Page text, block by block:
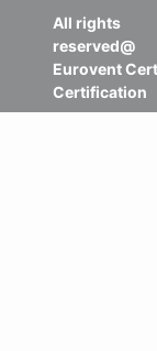
All rights
reserved@
Eurovent
Certification